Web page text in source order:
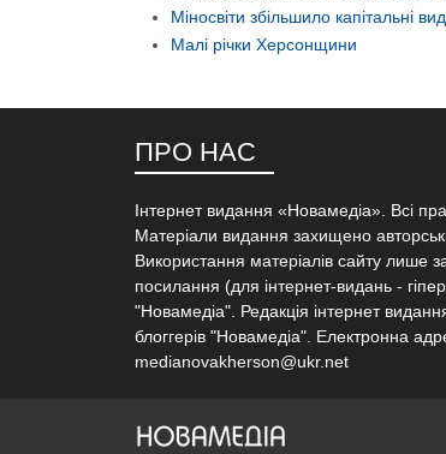
Міносвіти збільшило капітальні
Малі річки Херсонщини
ПРО НАС
Інтернет видання «Новамедіа». Всі
Матеріали видання захищено
Використання матеріалів сайту лише
посилання (для інтернет-видань -
"Новамедіа". Редакція інтернет
блоггерів "Новамедіа". Електронна
medianovakherson@ukr.net